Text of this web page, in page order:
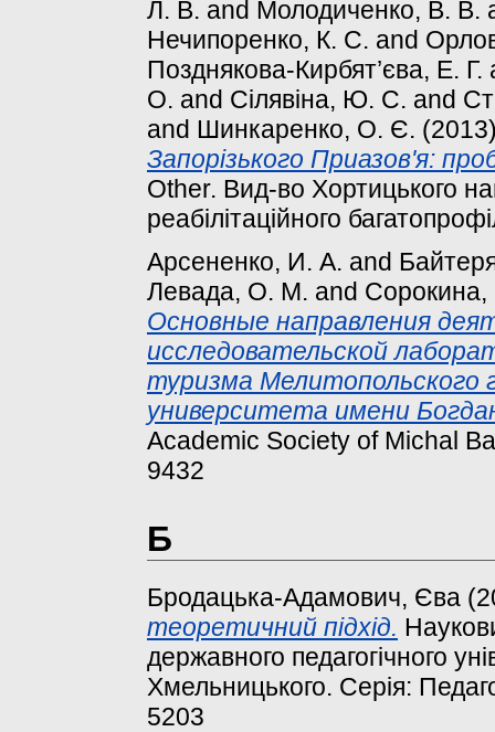
Л. В. and Молодиченко, В. В.
Нечипоренко, К. С. and
Позднякова-Кирбят’єва, Е. Г.
О. and Сілявіна, Ю. С. and
and Шинкаренко, О. Є.
Запорізького Приазов'я:
Other. Вид-во Хортицького
реабілітаційного
Арсененко, И. А. and
Левада, О. М. and
Основные направления
исследовательской
туризма Мелитопольского
университета имени
Academic Society of Michal
9432
Б
Бродацька-Адамович, Єва
теоретичний підхід.
державного педагогічного
Хмельницького. Серія:
5203